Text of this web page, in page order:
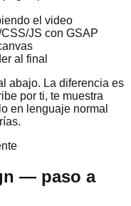
el video
JS con GSAP
al final
abajo. La diferencia es
por ti, te muestra
en lenguaje normal
— paso a